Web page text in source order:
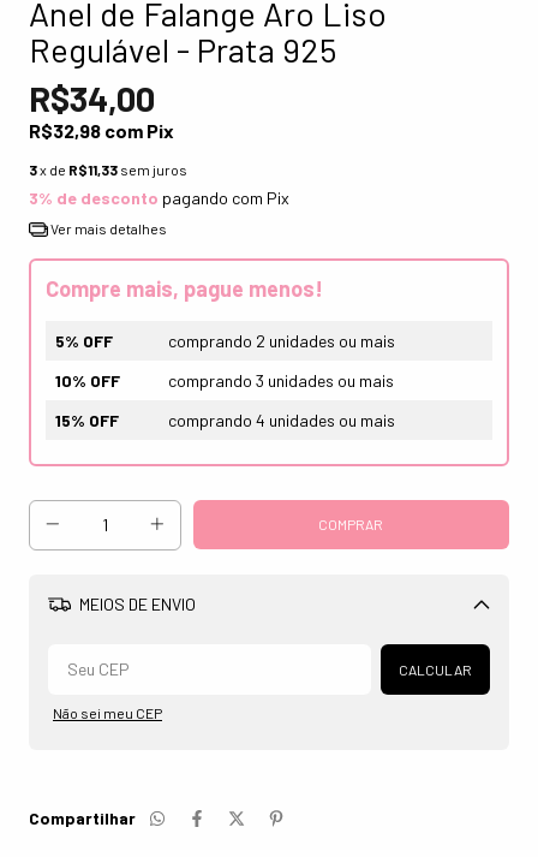
Anel de Falange Aro Liso
Regulável - Prata 925
R$34,00
R$32,98 com Pix
3x de R$11,33 sem juros
3% de desconto pagando com Pix
Ver mais detalhes
Compre mais, pague menos!
5% OFF
comprando 2 unidades ou mais
10% OFF
comprando 3 unidades ou mais
15% OFF
comprando 4 unidades ou mais
MEIOS DE ENVIO
Alterar CEP
CALCULAR
Não sei meu CEP
Compartilhar